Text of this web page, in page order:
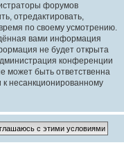
форумов
отредактировать,
по своему усмотрению.
вами информация
не будет открыта
конференции
может быть ответственна
к несанкционированному